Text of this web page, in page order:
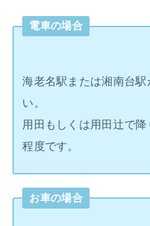
電車の場合
海老名駅または湘南台
い。
用田もしくは用田辻で
程度です。
お車の場合